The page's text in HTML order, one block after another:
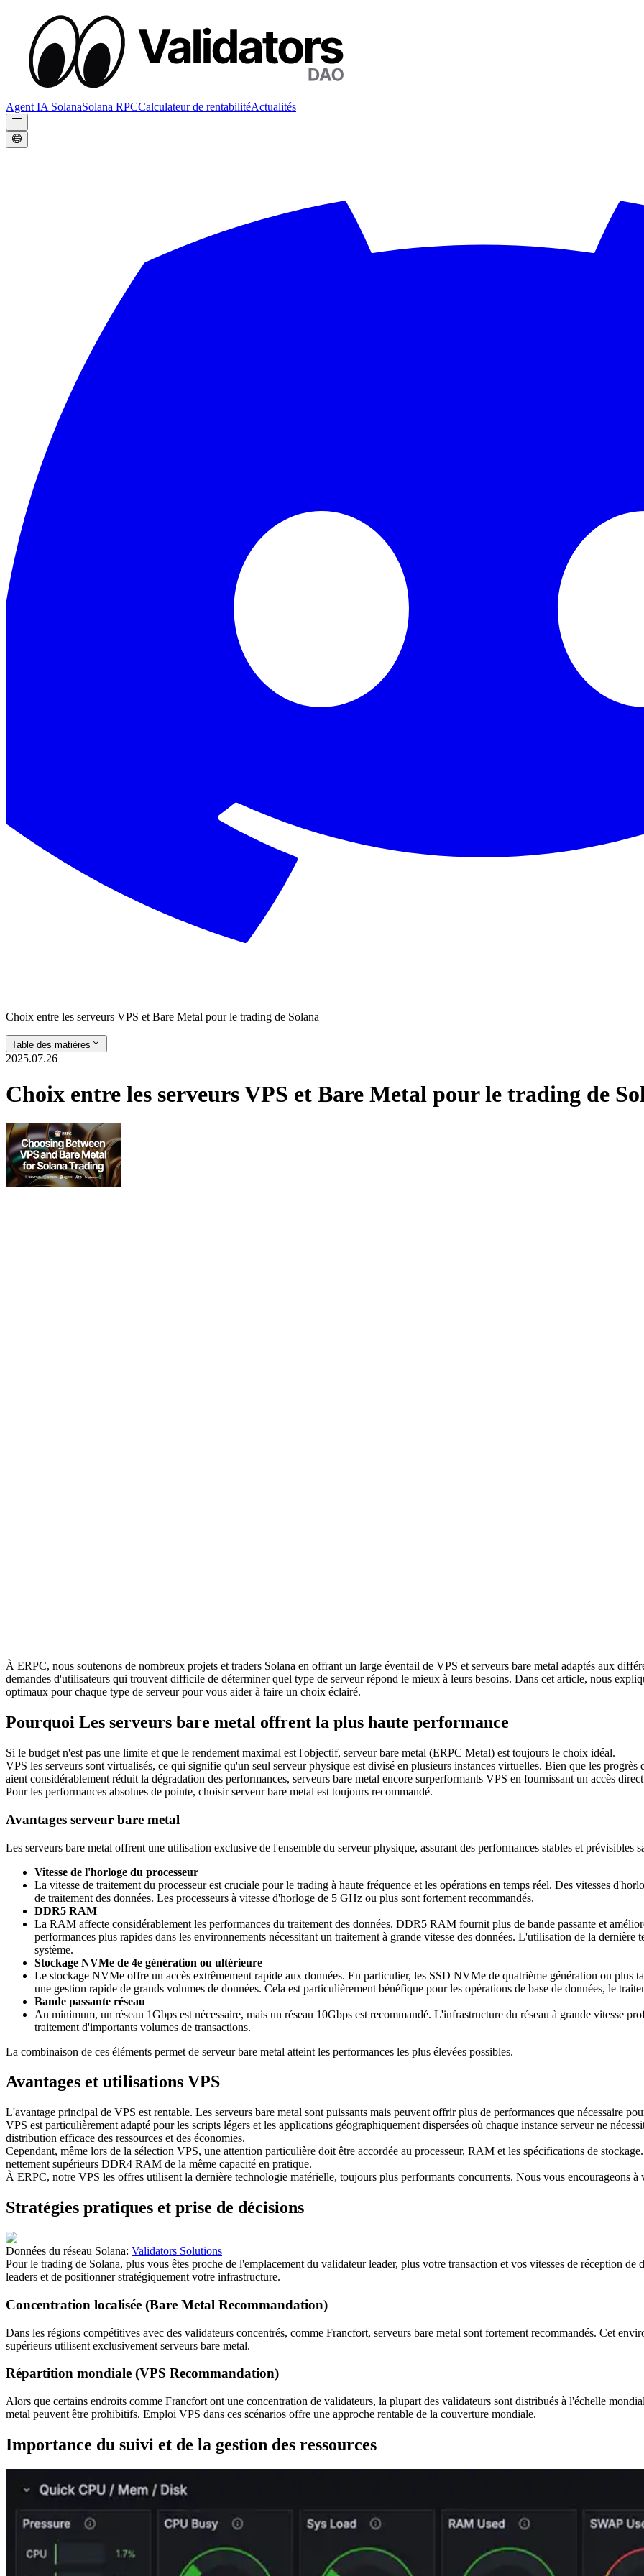
Agent IA SolanaSolana RPCCalculateur de rentabilitéActualités
Choix entre les serveurs VPS et Bare Metal pour le trading de Solana
Table des matières
2025.07.26
Choix entre les serveurs VPS et Bare Metal pour le trading de
À ERPC, nous soutenons de nombreux projets et traders Solana en offrant un large éventail de VPS et serveurs bare metal adaptés aux
demandes d'utilisateurs qui trouvent difficile de déterminer quel type de serveur répond le mieux à leurs besoins. Dans cet article, nous
optimaux pour chaque type de serveur pour vous aider à faire un choix éclairé.
Pourquoi Les serveurs bare metal offrent la plus haute performance
Si le budget n'est pas une limite et que le rendement maximal est l'objectif, serveur bare metal (ERPC Metal) est toujours le choix idéal.
VPS les serveurs sont virtualisés, ce qui signifie qu'un seul serveur physique est divisé en plusieurs instances virtuelles. Bien que les
aient considérablement réduit la dégradation des performances, serveurs bare metal encore surperformants VPS en fournissant un accès
Pour les performances absolues de pointe, choisir serveur bare metal est toujours recommandé.
Avantages serveur bare metal
Les serveurs bare metal offrent une utilisation exclusive de l'ensemble du serveur physique, assurant des performances stables et prévisibles
Vitesse de l'horloge du processeur
La vitesse de traitement du processeur est cruciale pour le trading à haute fréquence et les opérations en temps réel. Des vitesses
de traitement des données. Les processeurs à vitesse d'horloge de 5 GHz ou plus sont fortement recommandés.
DDR5 RAM
La RAM affecte considérablement les performances du traitement des données. DDR5 RAM fournit plus de bande passante et
performances plus rapides dans les environnements nécessitant un traitement à grande vitesse des données. L'utilisation de la
système.
Stockage NVMe de 4e génération ou ultérieure
Le stockage NVMe offre un accès extrêmement rapide aux données. En particulier, les SSD NVMe de quatrième génération ou plus
une gestion rapide de grands volumes de données. Cela est particulièrement bénéfique pour les opérations de base de données, le
Bande passante réseau
Au minimum, un réseau 1Gbps est nécessaire, mais un réseau 10Gbps est recommandé. L'infrastructure du réseau à grande vitesse
traitement d'importants volumes de transactions.
La combinaison de ces éléments permet de serveur bare metal atteint les performances les plus élevées possibles.
Avantages et utilisations VPS
L'avantage principal de VPS est rentable. Les serveurs bare metal sont puissants mais peuvent offrir plus de performances que nécessaire
VPS est particulièrement adapté pour les scripts légers et les applications géographiquement dispersées où chaque instance serveur ne
distribution efficace des ressources et des économies.
Cependant, même lors de la sélection VPS, une attention particulière doit être accordée au processeur, RAM et les spécifications de
nettement supérieurs DDR4 RAM de la même capacité en pratique.
À ERPC, notre VPS les offres utilisent la dernière technologie matérielle, toujours plus performants concurrents. Nous vous encourageons
Stratégies pratiques et prise de décisions
Données du réseau Solana: Validators Solutions
Pour le trading de Solana, plus vous êtes proche de l'emplacement du validateur leader, plus votre transaction et vos vitesses de réception
leaders et de positionner stratégiquement votre infrastructure.
Concentration localisée (Bare Metal Recommandation)
Dans les régions compétitives avec des validateurs concentrés, comme Francfort, serveurs bare metal sont fortement recommandés. Cet
supérieurs utilisent exclusivement serveurs bare metal.
Répartition mondiale (VPS Recommandation)
Alors que certains endroits comme Francfort ont une concentration de validateurs, la plupart des validateurs sont distribués à l'échelle
metal peuvent être prohibitifs. Emploi VPS dans ces scénarios offre une approche rentable de la couverture mondiale.
Importance du suivi et de la gestion des ressources